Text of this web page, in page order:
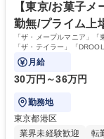
【東京/お菓子
勤無/プライム上
「ザ・メープルマニア」
「ザ・テイラー」「
ブランド商品の事務業務を
月給
30万円～36万円
勤務地
東京都港区
業界未経験歓迎
転